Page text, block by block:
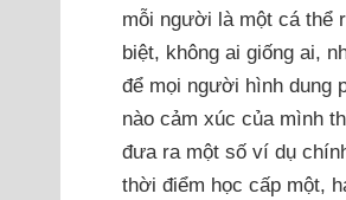
mỗi người là một cá thể
biệt, không ai giống ai,
để mọi người hình dung
nào cảm xúc của mình
đưa ra một số ví dụ
thời điểm học cấp một,